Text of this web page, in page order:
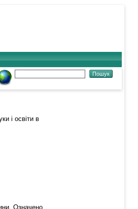
і освіти в
Означено